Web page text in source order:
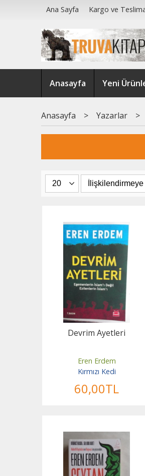
Ana Sayfa Kargo ve
Anasayfa Yeni
Anasayfa > Yazarlar >
Devrim Ayetleri
Eren Erdem
Kırmızı Kedi
60,00TL